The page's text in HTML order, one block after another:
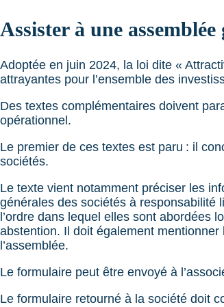
Assister à une
Adoptée en juin 2024, la loi dite «
attrayantes pour l’ensemble des
Des textes complémentaires doivent
opérationnel.
Le premier de ces textes est paru : il
sociétés.
Le texte vient notamment préciser les
générales des sociétés à responsabilité
l’ordre dans lequel elles sont abordées
abstention. Il doit également
l’assemblée.
Le formulaire peut être envoyé à
Le formulaire retourné à la société doit